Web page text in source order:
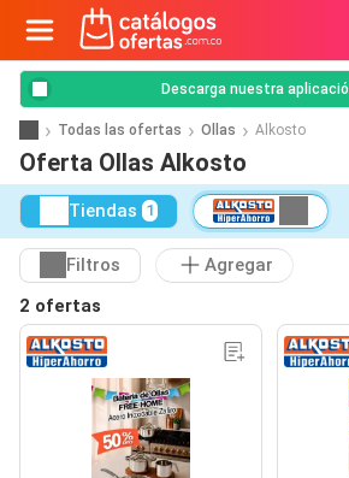
Descarga nuestra
Todas las ofertas Ollas Alkosto
Oferta Ollas Alkosto
Tiendas 1
Filtros
Agregar
2 ofertas